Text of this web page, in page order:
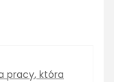
pracy, która